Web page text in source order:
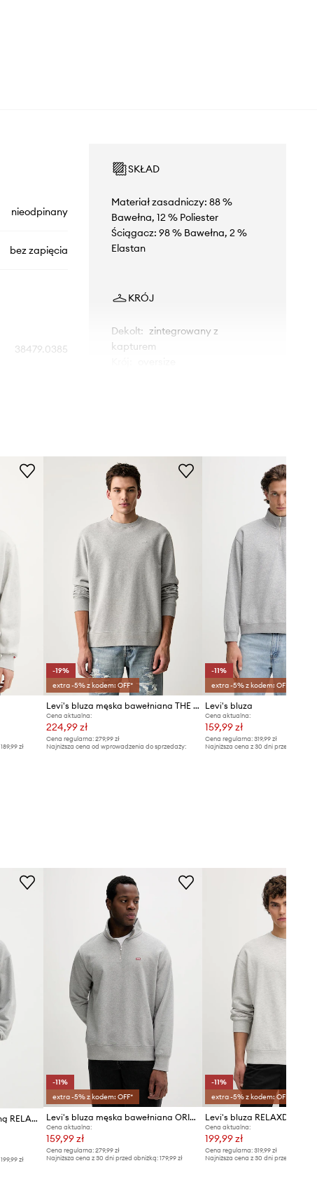
nieodpinany
bez zapięcia
38479.0385
SKŁAD
Materiał zasadniczy: 88 %
Bawełna, 12 % Poliester
Ściągacz: 98 % Bawełna, 2 %
Elastan
KRÓJ
Dekolt: zintegrowany z
kapturem
wzrostu i ma na sobie rozmiar L.
Rozmiarówka standardowa
Zalecamy wybór rozmiaru, jaki nosisz
zazwyczaj.
Tabela rozmiarów
189,99 zł
-19%
extra -5% z kodem: OFF*
Levi's bluza męska bawełniana THE ORIGINAL HM
Cena aktualna:
224,99 zł
Cena regularna:279,99 zł
Najniższa cena od wprowadzenia do sprzedaży:
-11%
extra -5% z kodem: OFF*
Levi's bluza
Cena aktualna:
159,99 zł
Cena regularna: 319,99 zł
Najniższa cena z 30 dni przed obniżką:
Levi's bluza męska z bawełną RELAXD GRAPHIC CREW
199,99 zł
-11%
extra -5% z kodem: OFF*
Levi's bluza męska bawełniana ORIGINAL HM 1/4 ZIP
Cena aktualna:
159,99 zł
Cena regularna:279,99 zł
Najniższa cena z 30 dni przed obniżką:179,99 zł
-11%
extra -5% z kodem: OFF*
Cena aktualna:
199,99 zł
Cena regularna: 319,99 zł
Najniższa cena z 30 dni przed obniżką: